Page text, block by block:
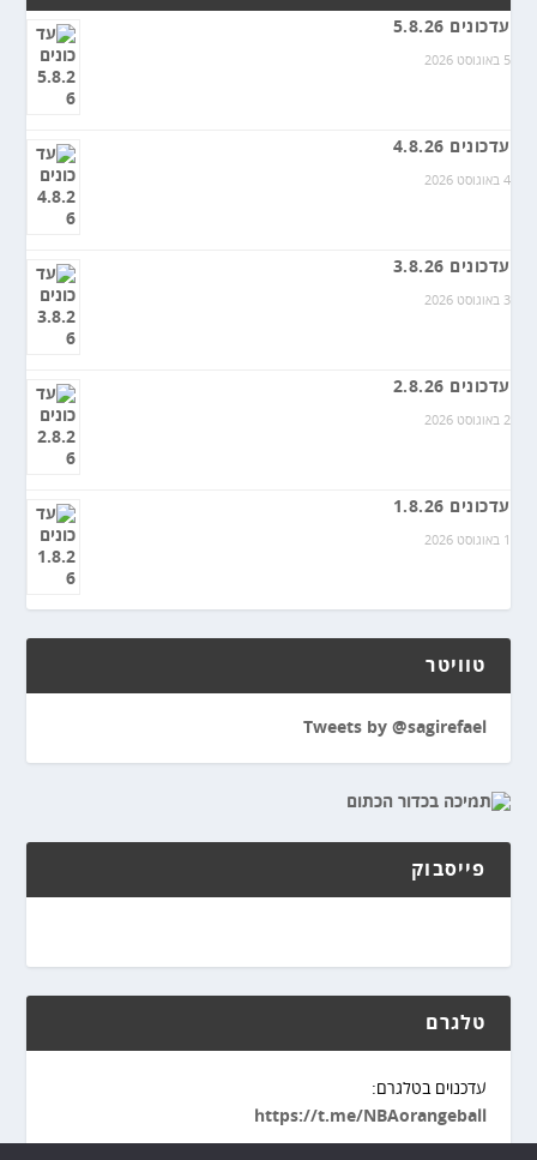
עדכונים 5.8.26
5 באוגוסט 2026
עדכונים 4.8.26
4 באוגוסט 2026
עדכונים 3.8.26
3 באוגוסט 2026
עדכונים 2.8.26
2 באוגוסט 2026
עדכונים 1.8.26
1 באוגוסט 2026
טוויטר
Tweets by @sagirefael
פייסבוק
טלגרם
עדכנוים בטלגרם:
https://t.me/NBAorangeball